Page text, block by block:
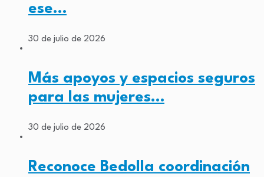
ese…
30 de julio de 2026
Más apoyos y espacios seguros
para las mujeres…
30 de julio de 2026
Reconoce Bedolla coordinación